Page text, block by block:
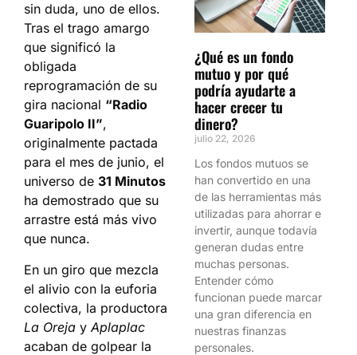
sin duda, uno de ellos.
Tras el trago amargo
que significó la
obligada
reprogramación de su
gira nacional “Radio
Guaripolo II”,
originalmente pactada
para el mes de junio, el
universo de 31 Minutos
ha demostrado que su
arrastre está más vivo
que nunca.
En un giro que mezcla
el alivio con la euforia
colectiva, la productora
La Oreja y Aplaplac
acaban de golpear la
¿Qué es un fondo
mutuo y por qué
podría ayudarte a
hacer crecer tu
dinero?
julio 22, 2026
Los fondos mutuos se
han convertido en una
de las herramientas más
utilizadas para ahorrar e
invertir, aunque todavía
generan dudas entre
muchas personas.
Entender cómo
funcionan puede marcar
una gran diferencia en
nuestras finanzas
personales.